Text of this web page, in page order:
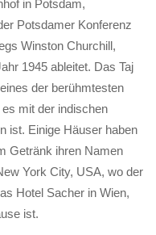
in Potsdam,
Potsdamer Konferenz
Winston Churchill,
1945 ableitet. Das Taj
der berühmtesten
mit der indischen
ist. Einige Häuser haben
Getränk ihren Namen
York City, USA, wo der
Hotel Sacher in Wien,
ist.